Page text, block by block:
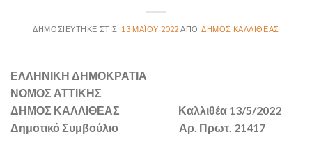
13 ΜΑΪ́ΟΥ 2022 ΔΉΜΟΣ ΚΑΛΛΙΘΈΑΣ
ΕΛΛΗΝΙΚΗ ΔΗΜΟΚΡΑΤΙΑ
ΝΟΜΟΣ ΑΤΤΙΚΗΣ
ΔΗΜΟΣ ΚΑΛΛΙΘΕΑΣ Καλλιθέα 13/5/2022
Δημοτικό Συμβούλιο Αρ. Πρωτ. 21417